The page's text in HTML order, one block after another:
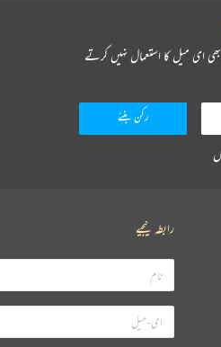
ای میل کا استعمال نہیں کرتے
رابطہ کیجیے